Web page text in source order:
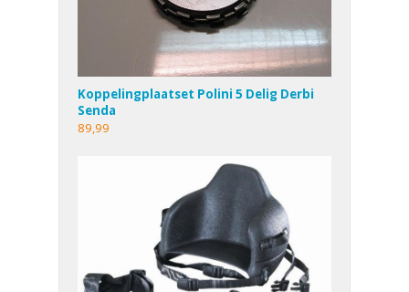
Koppelingplaatset Polini 5 Delig Derbi
Senda
89,99